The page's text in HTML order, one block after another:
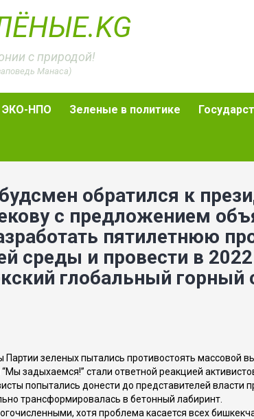
с природой!
Манаса)
ЭКО-НПО Зеленые в политике
обратился к
с предложением
пятилетнюю
среды и провести в 2022
глобальный горный
зеленых пытались противостоять массовой
задыхаемся!” стали ответной реакцией
попытались донести до представителей власти
трансформировалась в бетонный лабиринт.
хотя проблема касается всех